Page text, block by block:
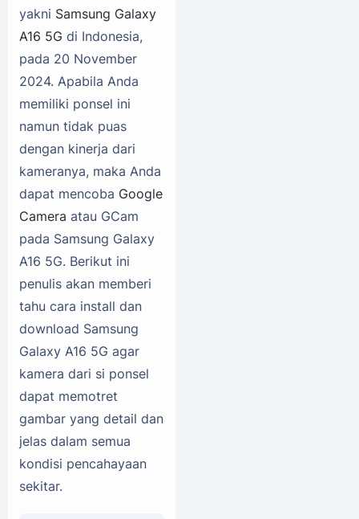
yakni Samsung Galaxy
A16 5G di Indonesia,
pada 20 November
2024. Apabila Anda
memiliki ponsel ini
namun tidak puas
dengan kinerja dari
kameranya, maka Anda
dapat mencoba Google
Camera atau GCam
pada Samsung Galaxy
A16 5G. Berikut ini
penulis akan memberi
tahu cara install dan
download Samsung
Galaxy A16 5G agar
kamera dari si ponsel
dapat memotret
gambar yang detail dan
jelas dalam semua
kondisi pencahayaan
sekitar.